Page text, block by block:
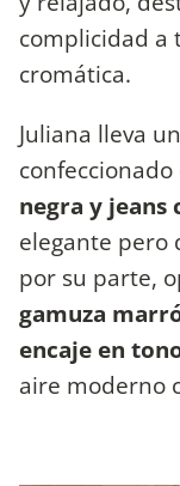
complicidad a
cromática.
Juliana lleva un
negra y jeans
elegante pero
por su parte,
gamuza
encaje en
aire moderno